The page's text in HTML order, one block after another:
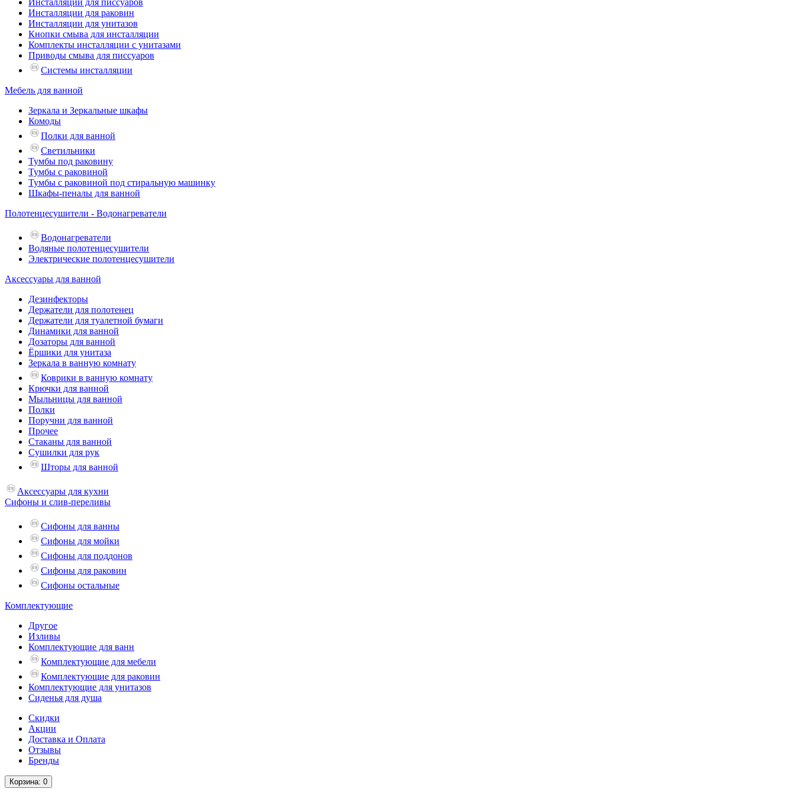
Инсталляции для писсуаров
Инсталляции для раковин
Инсталляции для унитазов
Кнопки смыва для инсталляции
Комплекты инсталляции с унитазами
Приводы смыва для писсуаров
Системы инсталляции
Мебель для ванной
Зеркала и Зеркальные шкафы
Комоды
Полки для ванной
Светильники
Тумбы под раковину
Тумбы с раковиной
Тумбы с раковиной под стиральную машинку
Шкафы-пеналы для ванной
Полотенцесушители - Водонагреватели
Водонагреватели
Водяные полотенцесушители
Электрические полотенцесушители
Аксессуары для ванной
Дезинфекторы
Держатели для полотенец
Держатели для туалетной бумаги
Динамики для ванной
Дозаторы для ванной
Ёршики для унитаза
Зеркала в ванную комнату
Коврики в ванную комнату
Крючки для ванной
Мыльницы для ванной
Полки
Поручни для ванной
Прочее
Стаканы для ванной
Сушилки для рук
Шторы для ванной
Аксессуары для кухни
Сифоны и слив-переливы
Сифоны для ванны
Сифоны для мойки
Сифоны для поддонов
Сифоны для раковин
Сифоны остальные
Комплектующие
Другое
Изливы
Комплектующие для ванн
Комплектующие для мебели
Комплектующие для раковин
Комплектующие для унитазов
Сиденья для душа
Скидки
Акции
Доставка и Оплата
Отзывы
Бренды
Корзина: 0